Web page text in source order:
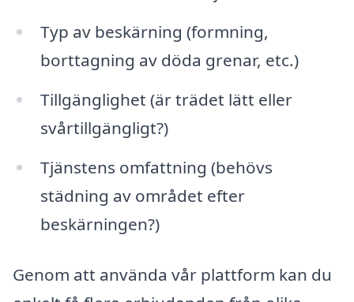
Typ av beskärning (formning,
borttagning av döda grenar, etc.)
Tillgänglighet (är trädet lätt eller
svårtillgängligt?)
Tjänstens omfattning (behövs
städning av området efter
beskärningen?)
Genom att använda vår plattform kan du